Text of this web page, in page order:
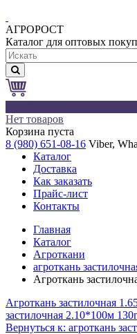
АГРОРОСТ
Каталог для оптовых
Нет товаров
Корзина пуста
8 (980) 651-08-16 Viber,
Каталог
Доставка
Как заказать
Прайс-лист
Контакты
Главная
Каталог
Агроткани
агроткань
Агроткань
Агроткань застилочная
застилочная 2.10*100м
Вернуться к: агроткань